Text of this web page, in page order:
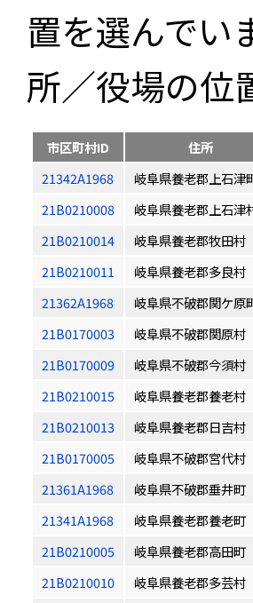
置を選んでい
所／役場の位
市区町村ID
住所
21342A1968
岐阜県養老郡上石津
21B0210008
岐阜県養老郡上石津
21B0210014
岐阜県養老郡牧田村
21B0210011
岐阜県養老郡多良村
21362A1968
岐阜県不破郡関ケ原
21B0170003
岐阜県不破郡関原村
21B0170009
岐阜県不破郡今須村
21B0210015
岐阜県養老郡養老村
21B0210013
岐阜県養老郡日吉村
21B0170005
岐阜県不破郡宮代村
21361A1968
岐阜県不破郡垂井町
21341A1968
岐阜県養老郡養老町
21B0210005
岐阜県養老郡高田町
21B0210010
岐阜県養老郡多芸村